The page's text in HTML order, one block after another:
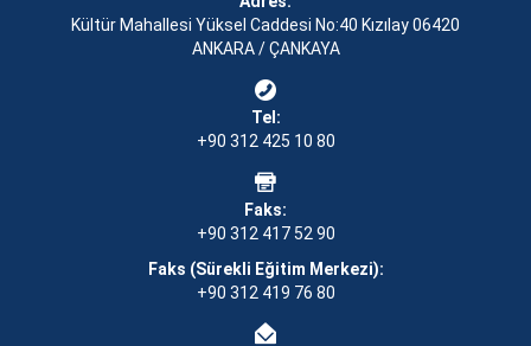
Kültür Mahallesi Yüksel Caddesi No:40 Kızılay 06420
ANKARA / ÇANKAYA
Tel:
+90 312 425 10 80
Faks:
+90 312 417 52 90
Faks (Sürekli Eğitim Merkezi):
+90 312 419 76 80